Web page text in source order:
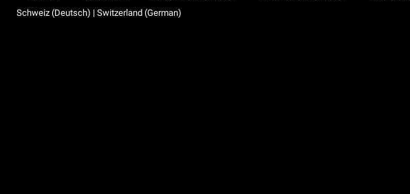
Schweiz (Deutsch) | Switzerland (German)